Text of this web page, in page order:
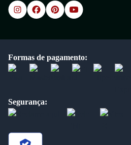
Formas de pagamento:
Segurança: